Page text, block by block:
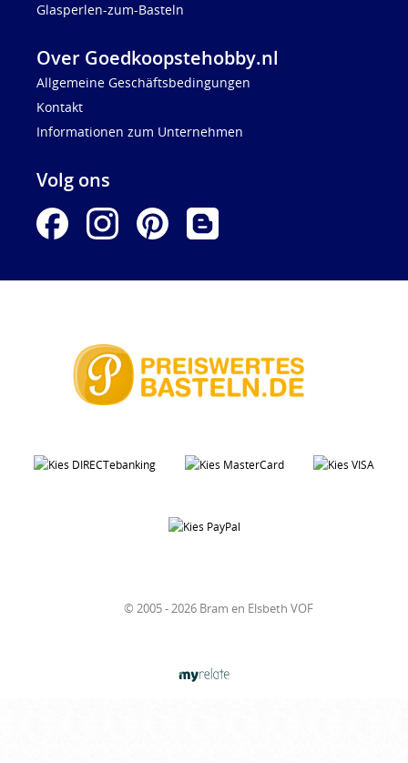
Glasperlen-zum-Basteln
Over Goedkoopstehobby.nl
Allgemeine Geschäftsbedingungen
Kontakt
Informationen zum Unternehmen
Volg ons
© 2005 - 2026 Bram en Elsbeth VOF